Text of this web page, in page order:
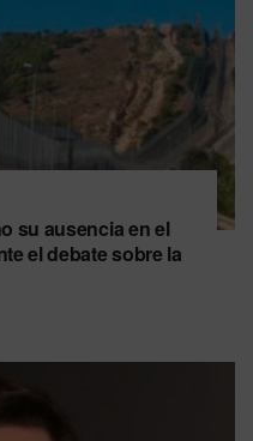
su ausencia en el
el debate sobre la